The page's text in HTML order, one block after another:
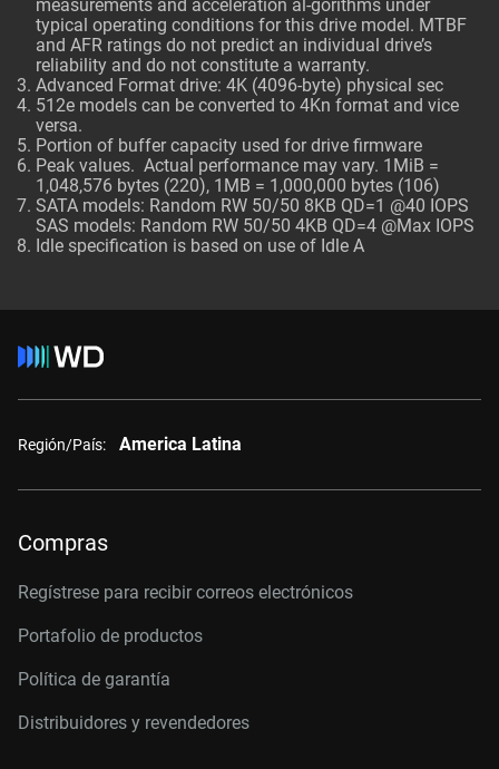
measurements and acceleration al-gorithms under
typical operating conditions for this drive model. MTBF
and AFR ratings do not predict an individual drive’s
reliability and do not constitute a warranty.
Advanced Format drive: 4K (4096-byte) physical sec
512e models can be converted to 4Kn format and vice
versa.
Portion of buffer capacity used for drive firmware
Peak values. Actual performance may vary. 1MiB =
1,048,576 bytes (220), 1MB = 1,000,000 bytes (106)
SATA models: Random RW 50/50 8KB QD=1 @40 IOPS
SAS models: Random RW 50/50 4KB QD=4 @Max IOPS
Idle specification is based on use of Idle A
Región/País: America Latina
Compras
Regístrese para recibir correos electrónicos
Portafolio de productos
Política de garantía
Distribuidores y revendedores